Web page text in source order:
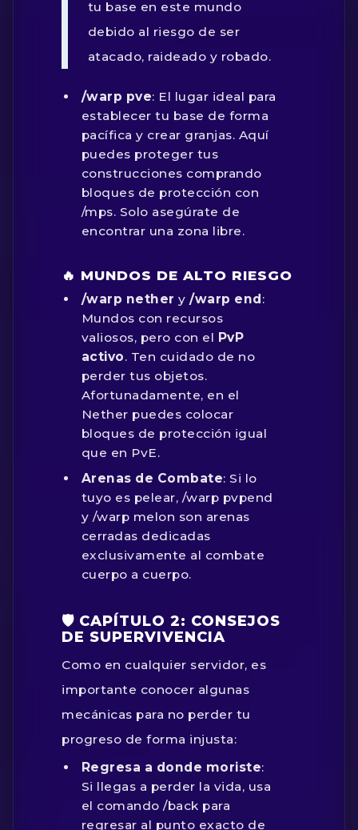
tu base en este mundo
debido al riesgo de ser
atacado, raideado y robado.
/warp pve: El lugar ideal para
establecer tu base de forma
pacífica y crear granjas. Aquí
puedes proteger tus
construcciones comprando
bloques de protección con
/mps. Solo asegúrate de
encontrar una zona libre.
🔥 MUNDOS DE ALTO RIESGO
/warp nether y/warp end :
Mundos con recursos
valiosos, pero con el PvP
activo. Ten cuidado de no
perder tus objetos.
Afortunadamente, en el
Nether puedes colocar
bloques de protección igual
que en PvE.
Arenas de Combate: Si lo
tuyo es pelear, /warp pvpend
y /warp melon son arenas
cerradas dedicadas
exclusivamente al combate
cuerpo a cuerpo.
🛡️ CAPÍTULO 2: CONSEJOS
DE SUPERVIVENCIA
Como en cualquier servidor, es
importante conocer algunas
mecánicas para no perder tu
progreso de forma injusta:
Regresa a donde moriste:
Si llegas a perder la vida, usa
el comando/back para
regresar al punto exacto de